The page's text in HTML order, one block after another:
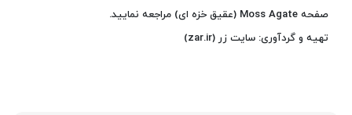
صفحه Moss Agate (عقیق خزه ای) مراجعه نمایید.
تهیه و گردآوری: سایت زر (zar.ir)